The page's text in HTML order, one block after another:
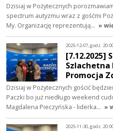
Dzisiaj w Pożytecznych
spectrum autyzmu wraz z gośćmi
My. Organizację reprezentują… »
2025-12-07, godz.
[7.12.2025]
Szlachetna
Promocja
Dzisiaj w Pożytecznych gościć
Paczki bo już niedługo weekend
Magdalena Pieczyńska - liderka… »
2025-11-30, godz.